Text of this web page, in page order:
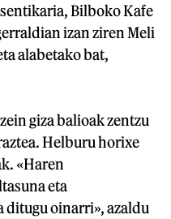
sentikaria, Bilboko Kafe
izan ziren Meli
alabetako bat,
giza balioak zentzu
Helburu horixe
«Haren
eta
ditugu oinarri», azaldu